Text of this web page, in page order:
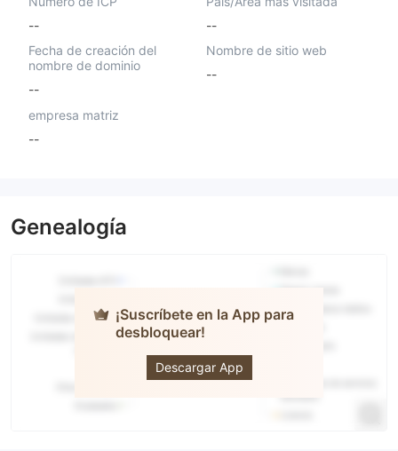
--
--
Fecha de creación del
nombre de dominio
--
Nombre de sitio web
--
empresa matriz
--
Genealogía
¡Suscríbete en la App para
desbloquear!
Descargar App
Exprime